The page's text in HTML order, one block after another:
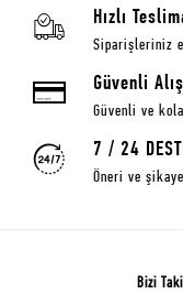
Hızlı
Siparişleriniz
Güvenli
Güvenli ve
7 / 24
Öneri ve
Bizi